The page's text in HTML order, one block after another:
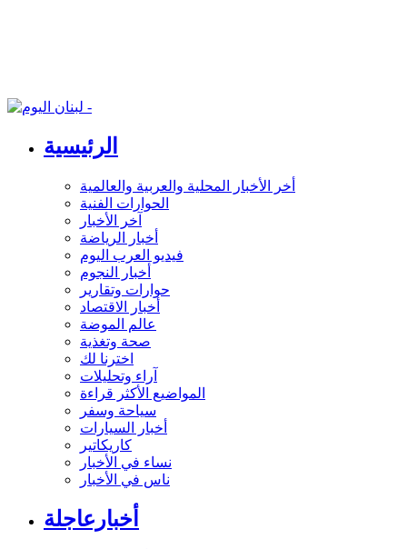
الرئيسية
أخر الأخبار المحلية والعربية والعالمية
الحوارات الفنية
آخر الأخبار
أخبار الرياضة
فيديو العرب اليوم
أخبار النجوم
حوارات وتقارير
أخبار الاقتصاد
عالم الموضة
صحة وتغذية
اخترنا لك
آراء وتحليلات
المواضيع الأكثر قراءة
سياحة وسفر
أخبار السيارات
كاريكاتير
نساء في الأخبار
ناس في الأخبار
أخبارعاجلة